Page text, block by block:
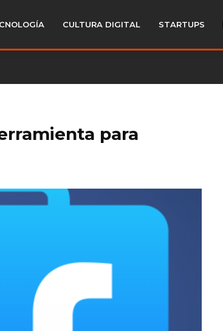
CULTURA DIGITAL STARTUPS
para